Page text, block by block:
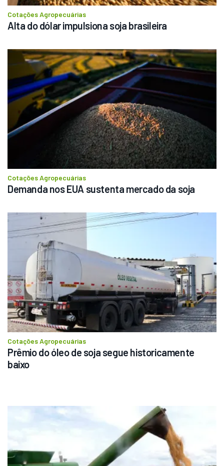
Cotações Agropecuárias
Alta do dólar impulsiona soja brasileira
Cotações Agropecuárias
Demanda nos EUA sustenta mercado da soja
Cotações Agropecuárias
Prêmio do óleo de soja segue historicamente
baixo